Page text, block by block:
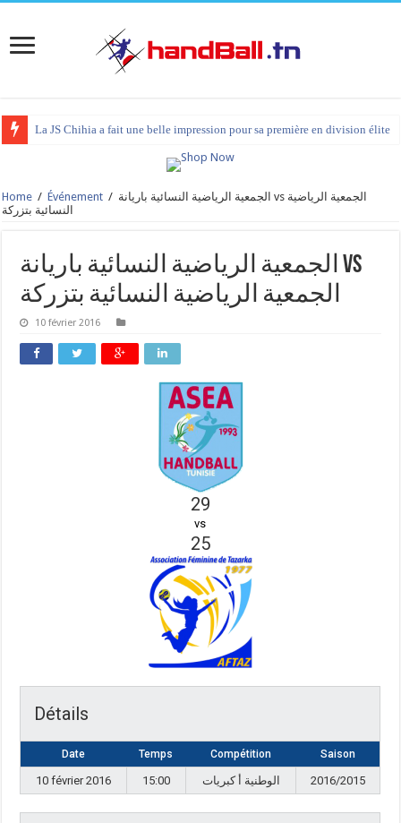
La JS Chihia a fait une belle impression pour sa première en division élite
Home / Événement / الجمعية الرياضية النسائية باريانة vs الجمعية الرياضية
النسائية بتزركة
الجمعية الرياضية النسائية باريانة vs
الجمعية الرياضية النسائية بتزركة
10 février 2016
29
vs
25
Détails
Date Temps Compétition Saison
10 février 2016 15:00 الوطنية أ كبريات 2016/2015